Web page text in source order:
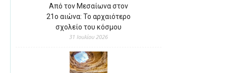
Από τον Μεσαίωνα στον
21ο αιώνα: Το αρχαιότερο
σχολείο του κόσμου
31 Ιουλίου 2026